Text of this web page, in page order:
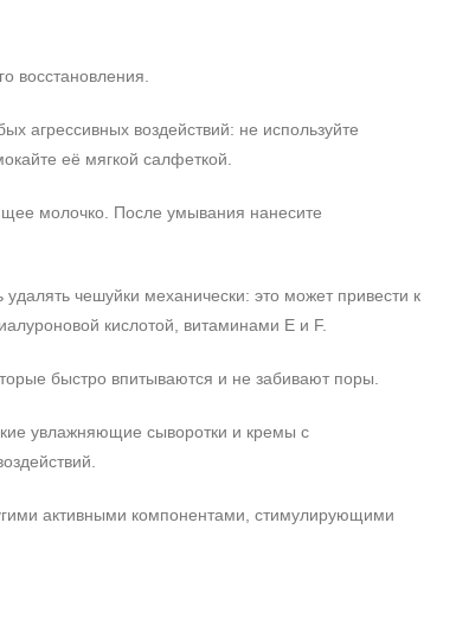
восстановления.
агрессивных воздействий: не используйте
её мягкой салфеткой.
молочко. После умывания нанесите
чешуйки механически: это может привести к
кислотой, витаминами Е и F.
быстро впитываются и не забивают поры.
увлажняющие сыворотки и кремы с
активными компонентами, стимулирующими